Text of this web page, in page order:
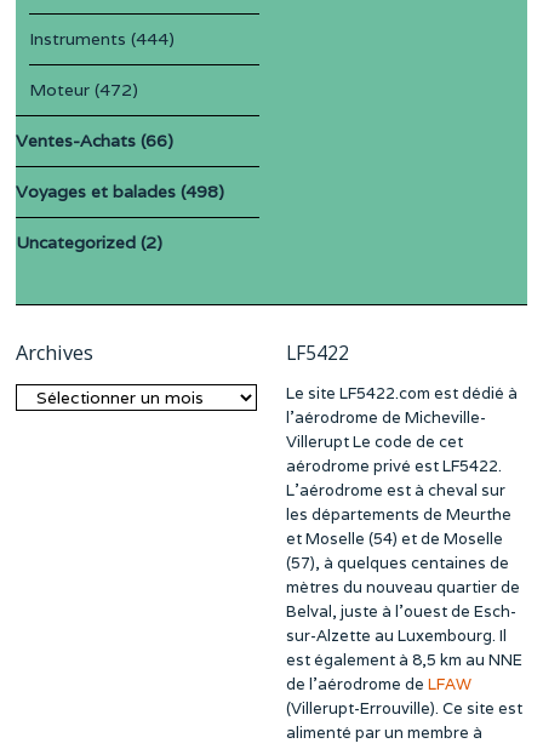
Instruments (444)
Moteur (472)
Ventes-Achats (66)
Voyages et balades (498)
Uncategorized (2)
Archives
Archives
LF5422
Le site LF5422.com est dédié à
l’aérodrome de Micheville-
Villerupt Le code de cet
aérodrome privé est LF5422.
L’aérodrome est à cheval sur
les départements de Meurthe
et Moselle (54) et de Moselle
(57), à quelques centaines de
mètres du nouveau quartier de
Belval, juste à l’ouest de Esch-
sur-Alzette au Luxembourg. Il
est également à 8,5 km au NNE
de l’aérodrome de LFAW
(Villerupt-Errouville). Ce site est
alimenté par un membre à